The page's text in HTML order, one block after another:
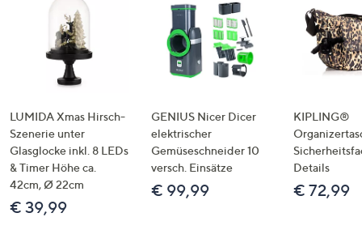
LUMIDA Xmas Hirsch-
Szenerie unter
Glasglocke inkl. 8 LEDs
& Timer Höhe ca.
42cm, Ø 22cm
€ 39,99
GENIUS Nicer Dicer
elektrischer
Gemüseschneider 10
versch. Einsätze
€ 99,99
KIPLING®
Details
€ 72,99